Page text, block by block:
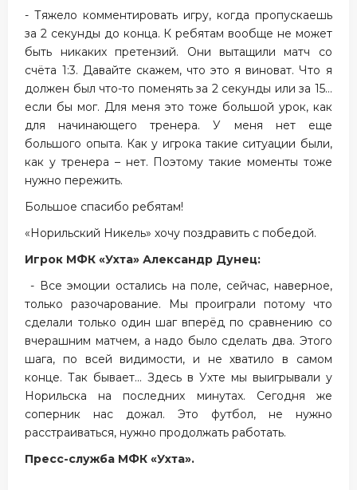
- Тяжело комментировать игру, когда пропускаешь
за 2 секунды до конца. К ребятам вообще не может
быть никаких претензий. Они вытащили матч со
счёта 1:3. Давайте скажем, что это я виноват. Что я
должен был что-то поменять за 2 секунды или за 15…
если бы мог. Для меня это тоже большой урок, как
для начинающего тренера. У меня нет еще
большого опыта. Как у игрока такие ситуации были,
как у тренера – нет. Поэтому такие моменты тоже
нужно пережить.
Большое спасибо ребятам!
«Норильский Никель» хочу поздравить с победой.
Игрок МФК «Ухта» Александр Дунец:
- Все эмоции остались на поле, сейчас, наверное,
только разочарование. Мы проиграли потому что
сделали только один шаг вперёд по сравнению со
вчерашним матчем, а надо было сделать два. Этого
шага, по всей видимости, и не хватило в самом
конце. Так бывает... Здесь в Ухте мы выигрывали у
Норильска на последних минутах. Сегодня же
соперник нас дожал. Это футбол, не нужно
расстраиваться, нужно продолжать работать.
Пресс-служба МФК «Ухта».